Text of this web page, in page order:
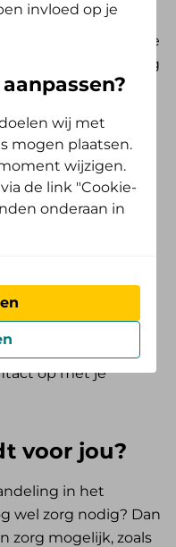
komt de
wordt gekeken hoe
je na de behandeling
je bijvoorbeeld
nodig? Of
nodig van een
regelt
gehad
van de
wijkverpleging
in een
op met je
voor jou?
in het
wel zorg nodig? Dan
zorg mogelijk, zoals
invloed op je
wij met
mogen plaatsen.
wijzigen.
de link "Cookie-
onderaan in